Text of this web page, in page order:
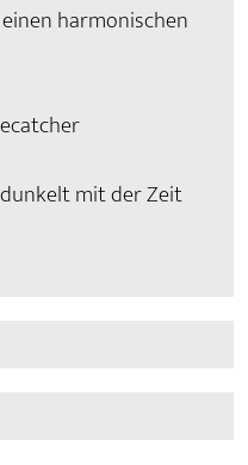
harmonischen
mit der Zeit